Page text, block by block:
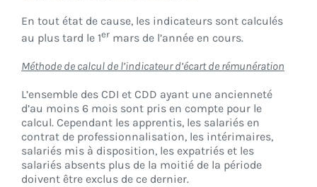
En tout état de cause, les indicateurs sont calculés
au plus tard le 1er mars de l’année en cours.
Méthode de calcul de l’indicateur d’écart de rémunération
L’ensemble des CDI et CDD ayant une ancienneté
d’au moins 6 mois sont pris en compte pour le
calcul. Cependant les apprentis, les salariés en
contrat de professionnalisation, les intérimaires,
salariés mis à disposition, les expatriés et les
salariés absents plus de la moitié de la période
doivent être exclus de ce dernier.